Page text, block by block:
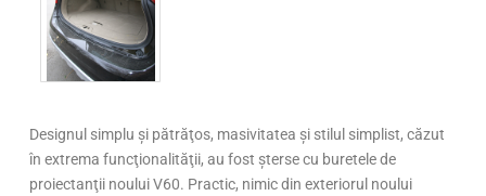
Designul simplu şi pătrăţos, masivitatea şi stilul simplist, căzut
în extrema funcţionalităţii, au fost şterse cu buretele de
proiectanţii noului V60. Practic, nimic din exteriorul noului